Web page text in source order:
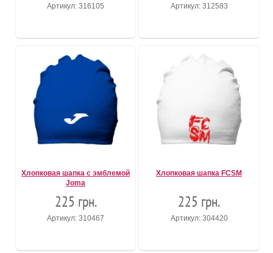
Артикул: 316105 Артикул: 312583
Хлопковая шапка с эмблемой
Joma
225 грн.
Артикул: 310467
Хлопковая шапка FCSM
225 грн.
Артикул: 304420